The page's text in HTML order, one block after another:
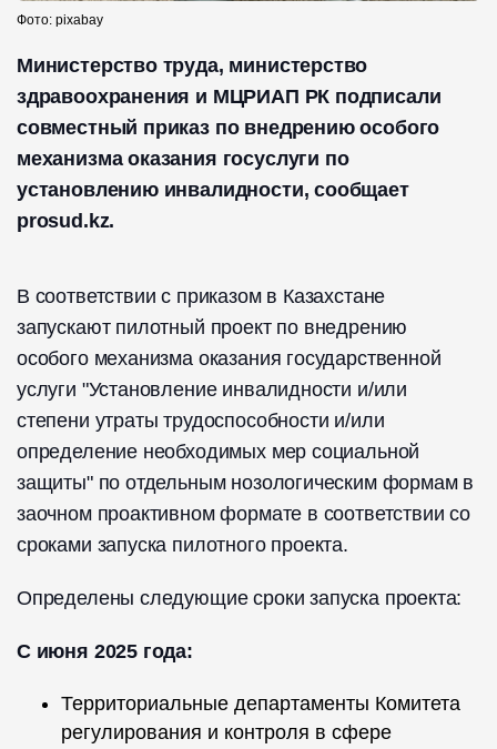
Фото: pixabay
Министерство труда, министерство
здравоохранения и МЦРИАП РК подписали
совместный приказ по внедрению особого
механизма оказания госуслуги по
установлению инвалидности, сообщает
prosud.kz.
В соответствии с приказом в Казахстане
запускают пилотный проект по внедрению
особого механизма оказания государственной
услуги "Установление инвалидности и/или
степени утраты трудоспособности и/или
определение необходимых мер социальной
защиты" по отдельным нозологическим формам в
заочном проактивном формате в соответствии со
сроками запуска пилотного проекта.
Определены следующие сроки запуска проекта:
С июня 2025 года:
Территориальные департаменты Комитета
регулирования и контроля в сфере